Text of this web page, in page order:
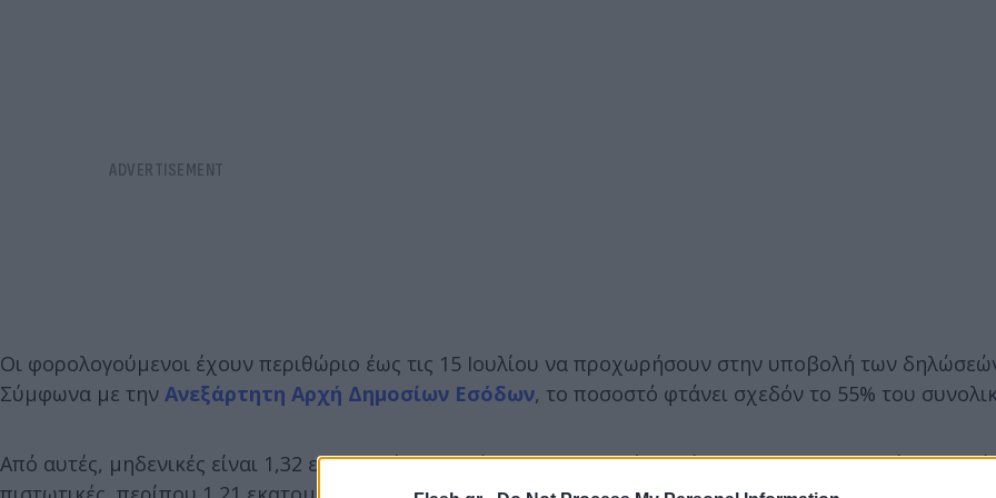
Οι φορολογούμενοι έχουν περιθώριο έως τις 15 Ιουλίου να προχωρήσουν στην υποβολή των
Σύμφωνα με την Ανεξάρτητη Αρχή Δημοσίων Εσόδων, το ποσοστό φτάνει σχεδόν το 55% του
Από αυτές, μηδενικές είναι 1,32 εκατομμύρια δηλώσεις, χρεωστικές περίπου οι 1,13 εκατομμύρια